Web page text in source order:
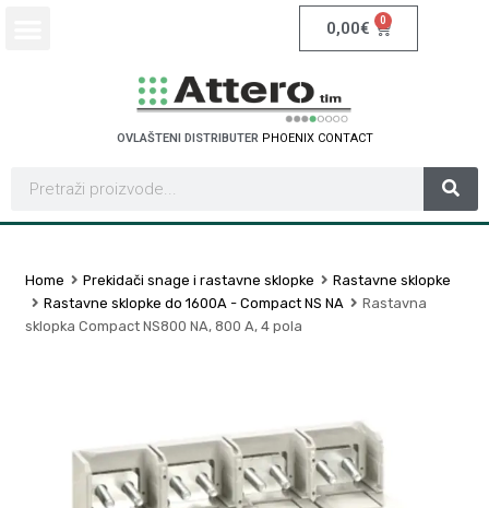
0,00€ 0
OVLAŠTENI DISTRIBUTER PHOENIX CONTACT
Home Prekidači snage i rastavne sklopke
Rastavne sklopke
Rastavne sklopke do 1600A - Compact NS NA
Rastavna
sklopka Compact NS800 NA, 800 A, 4 pola